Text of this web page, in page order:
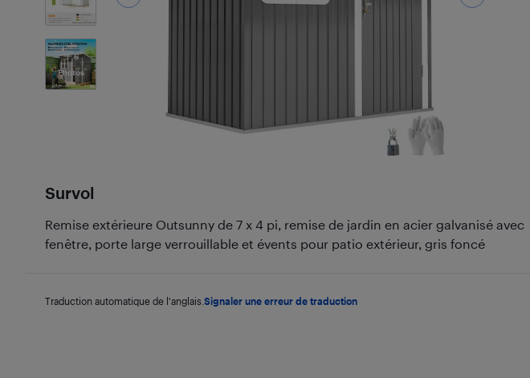
6
Photos
Survol
Remise extérieure Outsunny de 7 x 4 pi, remise de jardin en acier galvanisé avec
fenêtre, porte large verrouillable et évents pour patio extérieur, gris foncé
Traduction automatique de l'anglais. Signaler une erreur de traduction